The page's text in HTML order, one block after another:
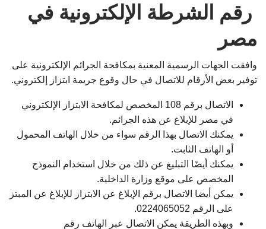
رقم الشرطة الإلكترونية في
مصر
وافقت الجهات الرسمية المعنية بمكافحة الجرائم الإلكترونية على
توفير بعض الأرقام للاتصال في حال وقوع جريمة ابتزاز إلكتروني.
الاتصال برقم 108 المخصص لمكافحة الابتزاز الإلكتروني
في مصر للإبلاغ عن هذه الجرائم.
يمكنك الاتصال بهذا الرقم سواء من خلال الهاتف المحمول
أو الهاتف الثابت.
يمكنك أيضًا التبليغ عن ذلك من خلال استخدام النموذج
المخصص على موقع وزارة الداخلية.
يمكن أيضا الاتصال برقم الإبلاغ عن الابتزاز للإبلاغ عن المبتز
على الرقم 0224065052.
وبهذه الطريقة يمكن الاتصال عبر الهاتف رقم